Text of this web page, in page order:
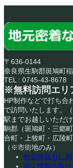
〒636-0144
奈良県生駒郡斑鳩町
TEL : 0745-43-8678
※無料訪問エリ
HP制作などで打ち合
で訪問いたします。
駅までお越しいただ
駒郡（斑鳩町・三郷
合町・上牧町・広陵
（※市街地のみ）
特定商取引に
個人情報の取